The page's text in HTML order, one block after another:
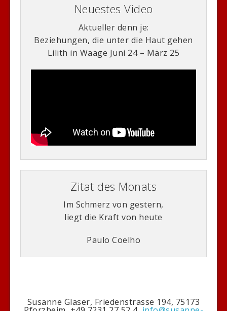
Neuestes Video
Aktueller denn je:
Beziehungen, die unter die Haut gehen
Lilith in Waage Juni 24 – März 25
Zitat des Monats
Im Schmerz von gestern,
liegt die Kraft von heute
Paulo Coelho
Susanne Glaser, Friedenstrasse 194, 75173